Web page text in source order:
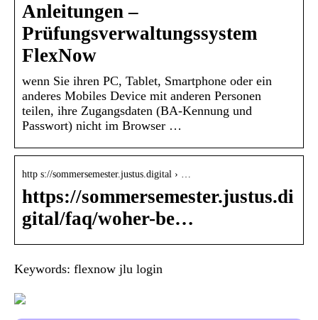
Anleitungen –
Prüfungsverwaltungssystem
FlexNow
wenn Sie ihren PC, Tablet, Smartphone oder ein
anderes Mobiles Device mit anderen Personen
teilen, ihre Zugangsdaten (BA-Kennung und
Passwort) nicht im Browser …
http s://sommersemester.justus.digital › …
https://sommersemester.justus.di
gital/faq/woher-be…
Keywords: flexnow jlu login